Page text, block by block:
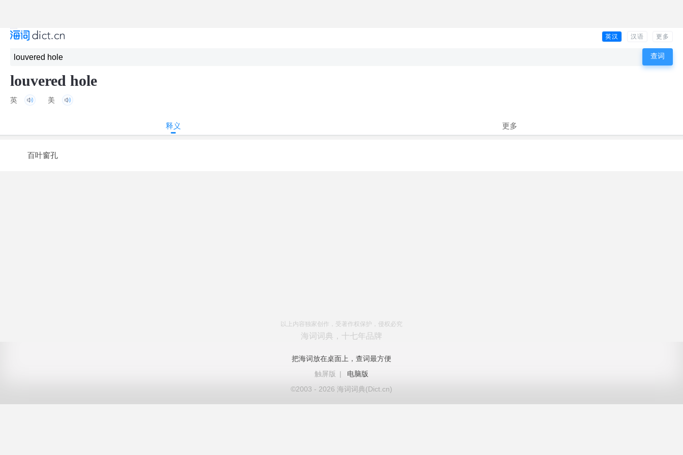
英汉 汉语 更多
louvered hole
英 美
释义 更多
百叶窗孔
以上内容独家创作，受著作权保护，侵权必究
海词词典，十七年品牌
把海词放在桌面上，查词最方便
触屏版
|
电脑版
©2003 - 2026 海词词典(Dict.cn)